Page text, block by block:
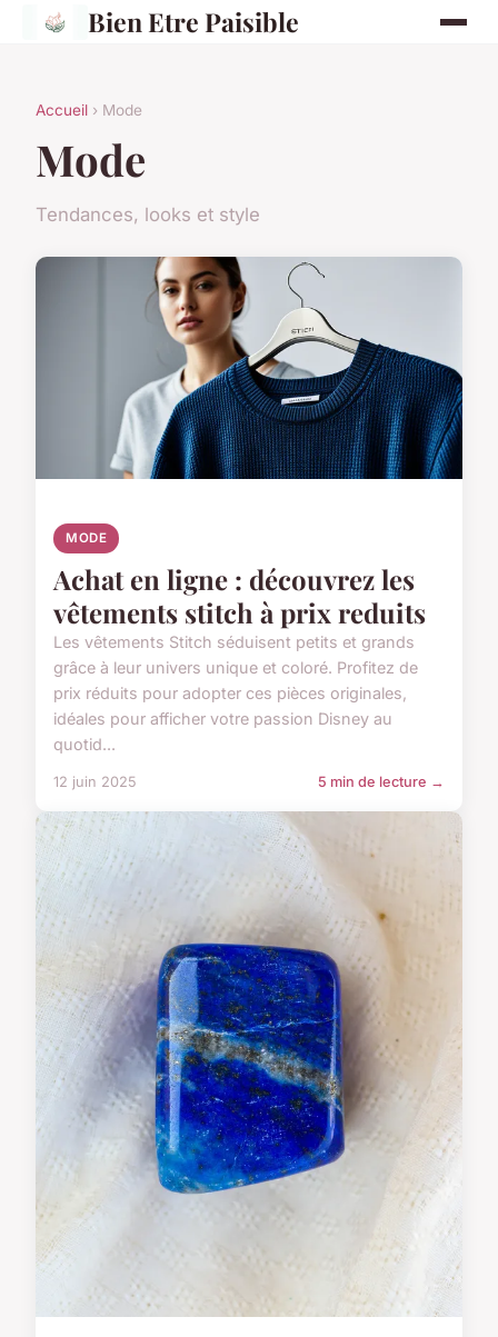
Bien Etre Paisible
Accueil › Mode
Mode
Tendances, looks et style
MODE
Achat en ligne : découvrez les
vêtements stitch à prix reduits
Les vêtements Stitch séduisent petits et grands
grâce à leur univers unique et coloré. Profitez de
prix réduits pour adopter ces pièces originales,
idéales pour afficher votre passion Disney au
quotid...
12 juin 2025 5 min de lecture →